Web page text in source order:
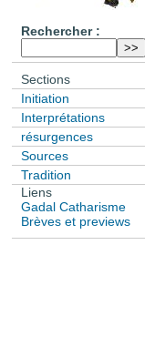
Rechercher :
Sections
Initiation
Interprétations
résurgences
Sources
Tradition
Liens
Gadal Catharisme
Brèves et previews